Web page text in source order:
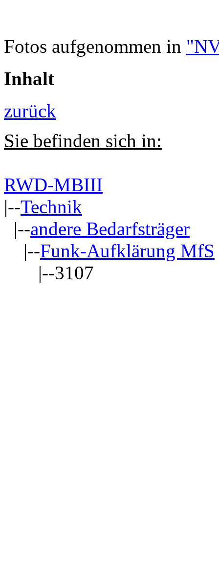
Fotos aufgenommen in
Inhalt
zurück
Sie befinden sich in:
RWD-MBIII
|--Technik
|--andere Bedarfsträger
|--Funk-Aufklärung MfS
|--3107